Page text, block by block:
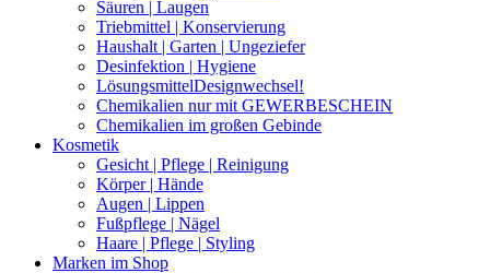
Säuren | Laugen
Triebmittel | Konservierung
Haushalt | Garten | Ungeziefer
Desinfektion | Hygiene
LösungsmittelDesignwechsel!
Chemikalien nur mit GEWERBESCHEIN
Chemikalien im großen Gebinde
Kosmetik
Gesicht | Pflege | Reinigung
Körper | Hände
Augen | Lippen
Fußpflege | Nägel
Haare | Pflege | Styling
Marken im Shop